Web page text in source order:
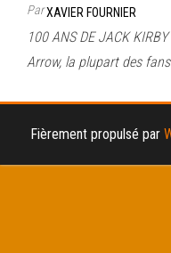
ParXAVIER FOURNIER
100 ANS DE JACK
Arrow, la plupart des
Fièrement propulsé par